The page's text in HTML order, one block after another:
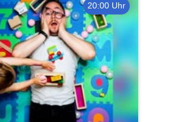
20:00 Uhr